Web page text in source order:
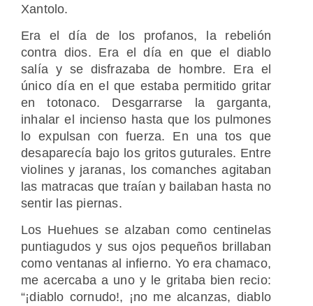
Xantolo.
Era el día de los profanos, la rebelión
contra dios. Era el día en que el diablo
salía y se disfrazaba de hombre. Era el
único día en el que estaba permitido gritar
en totonaco. Desgarrarse la garganta,
inhalar el incienso hasta que los pulmones
lo expulsan con fuerza. En una tos que
desaparecía bajo los gritos guturales. Entre
violines y jaranas, los comanches agitaban
las matracas que traían y bailaban hasta no
sentir las piernas.
Los Huehues se alzaban como centinelas
puntiagudos y sus ojos pequeños brillaban
como ventanas al infierno. Yo era chamaco,
me acercaba a uno y le gritaba bien recio:
“¡diablo cornudo!, ¡no me alcanzas, diablo